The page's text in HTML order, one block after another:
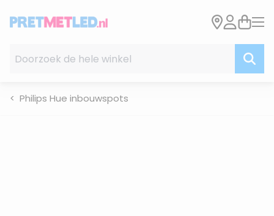
Philips Hue inbouwspots